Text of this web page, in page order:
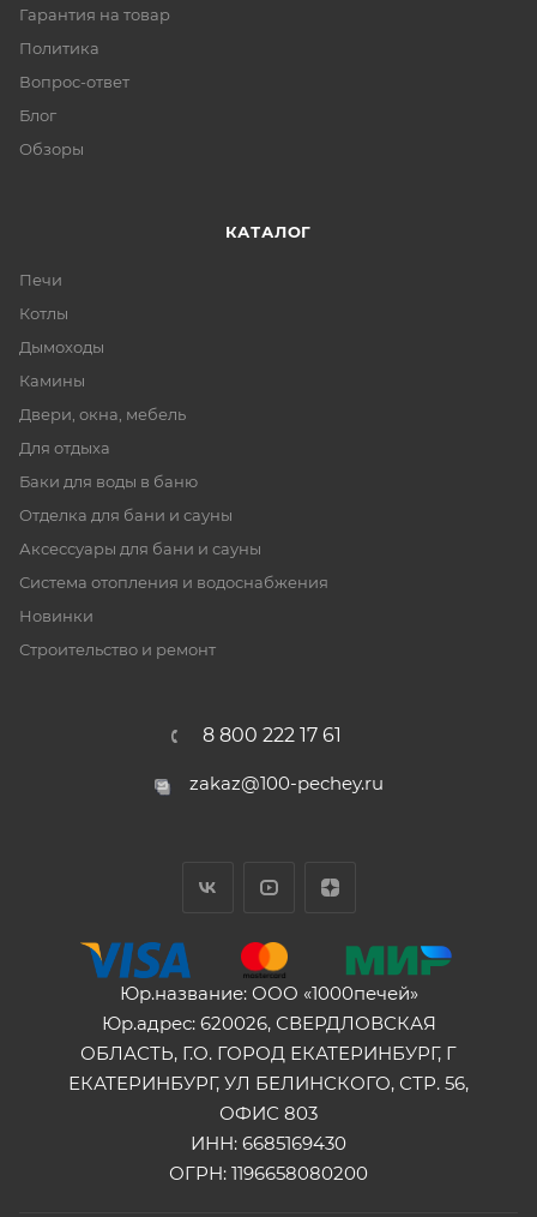
Гарантия на товар
Политика
Вопрос-ответ
Блог
Обзоры
КАТАЛОГ
Печи
Котлы
Дымоходы
Камины
Двери, окна, мебель
Для отдыха
Баки для воды в баню
Отделка для бани и сауны
Аксессуары для бани и сауны
Система отопления и водоснабжения
Новинки
Строительство и ремонт
8 800 222 17 61
zakaz@100-pechey.ru
Юр.название: ООО «1000печей»
Юр.адрес: 620026, СВЕРДЛОВСКАЯ
ОБЛАСТЬ, Г.О. ГОРОД ЕКАТЕРИНБУРГ, Г
ЕКАТЕРИНБУРГ, УЛ БЕЛИНСКОГО, СТР. 56,
ОФИС 803
ИНН: 6685169430
ОГРН: 1196658080200